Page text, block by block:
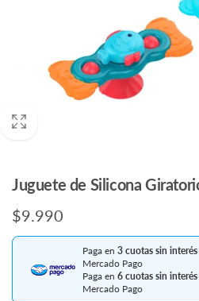
Juguete de Silicona
Precio
habitual
$9.990
Paga en 3 cuotas sin interés
Mercado Pago
Paga en 6 cuotas sin interés
Mercado Pago